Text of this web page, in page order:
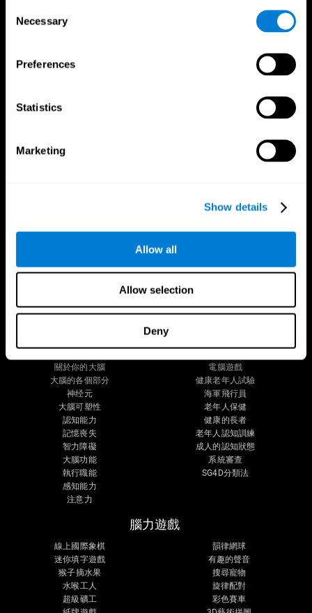
Selection
Necessary
Preferences
Statistics
Marketing
Show details
Allow all
Allow selection
Deny
訂閱
關於你的大腦
大腦的各個部分
神经元
大腦可塑性
認知能力
記憶喪失
智力障礙
大腦功能
執行職能
感知能力
注意力
電腦遊戲
健康老年人試驗
海軍飛行員
老年人保健
健康的長者
老年人認知訓練
成人的認知狀態
系統審查
SG4D分類法
腦力遊戲
線上國際象棋
迷你填字遊戲
猴子摘水果
水喉工人
超級礦工
韻律網球
有趣的聲音
搜尋寵物
旋律配對
彩色賽車